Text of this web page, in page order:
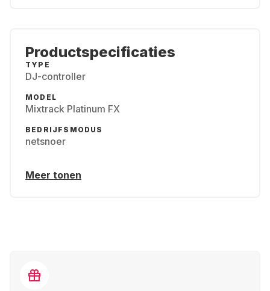
Productspecificaties
TYPE
DJ-controller
MODEL
Mixtrack Platinum FX
BEDRIJFSMODUS
netsnoer
Meer tonen